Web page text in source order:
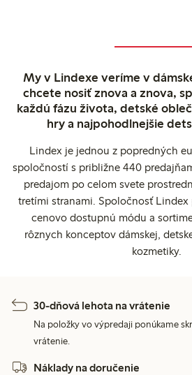
My v Lindexe veríme v
chcete nosiť znova a znova,
každú fázu života, detské
hry a najpohodlnejšie
Lindex je jednou z popredných
spoločností s približne 440
predajom po celom svete
tretími stranami. Spoločnosť
cenovo dostupnú módu a
rôznych konceptov dámskej,
kozmetiky.
30-dňová lehota na vrátenie
Na položky vo výpredaji ponúkame
vrátenie.
Náklady na doručenie